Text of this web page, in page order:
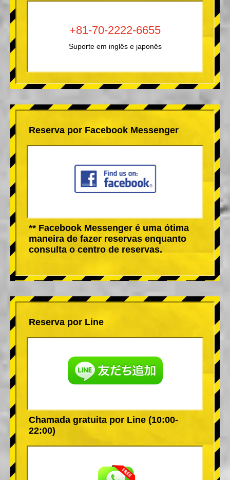
+81-70-2222-6655
Suporte em inglês e japonês
Reserva por Facebook Messenger
** Facebook Messenger é uma ótima
maneira de fazer reservas enquanto
consulta o centro de reservas.
Reserva por Line
Chamada gratuita por Line (10:00-
22:00)